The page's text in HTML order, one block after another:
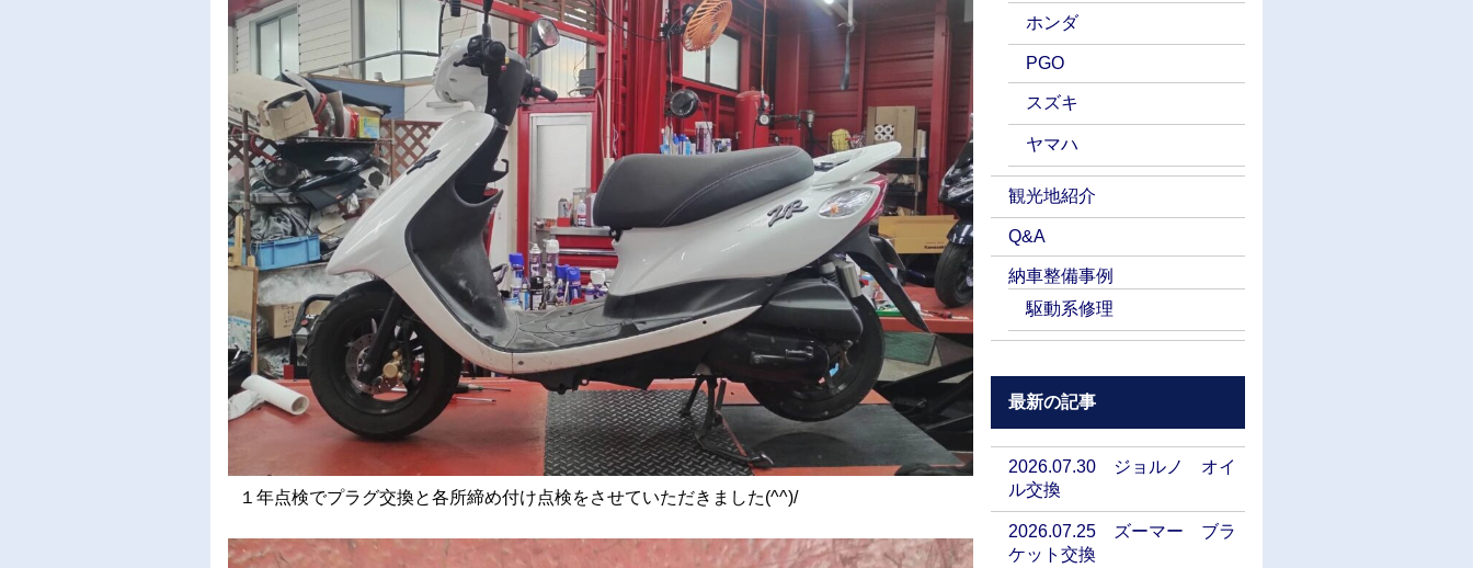
１年点検でプラグ交換と各所締め付け点検をさせていただきました(^^)/
ホンダ
PGO
スズキ
ヤマハ
観光地紹介
Q&A
納車整備事例
駆動系修理
最新の記事
2026.07.30 ジョルノ オイ
ル交換
2026.07.25 ズーマー ブラ
ケット交換